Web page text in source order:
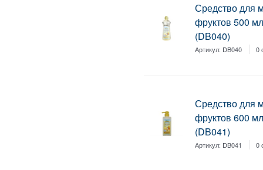
Средство для
фруктов 500
(DB040)
Артикул: DB040 0
Средство для
фруктов 600
(DB041)
Артикул: DB041 0